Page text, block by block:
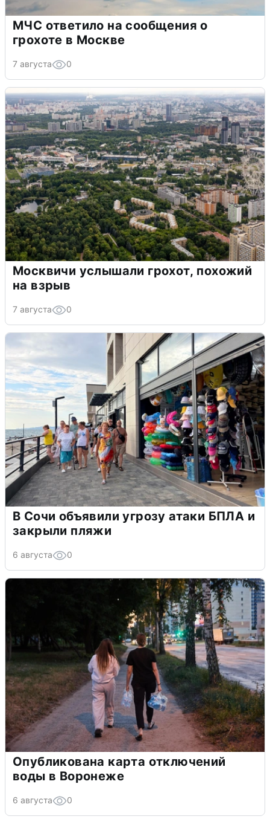
МЧС ответило на сообщения о
грохоте в Москве
7 августа 0
Москвичи услышали грохот, похожий
на взрыв
7 августа 0
В Сочи объявили угрозу атаки БПЛА и
закрыли пляжи
6 августа 0
Опубликована карта отключений
воды в Воронеже
6 августа 0